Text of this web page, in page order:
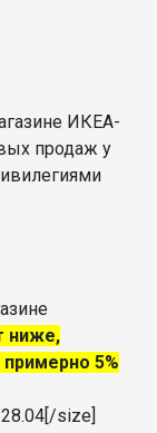
ИКЕА-
продаж у
ниже,
5%
size]